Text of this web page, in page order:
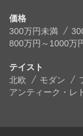
価格
300万円未満
800万円～1000万
テイスト
北欧
モダン
アンティーク・レ